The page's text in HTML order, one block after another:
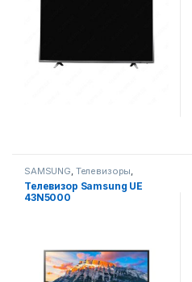
SAMSUNG, Телевизоры,
Телевизоры, фото-видео и
аудио
Телевизор Samsung UE
43N5000